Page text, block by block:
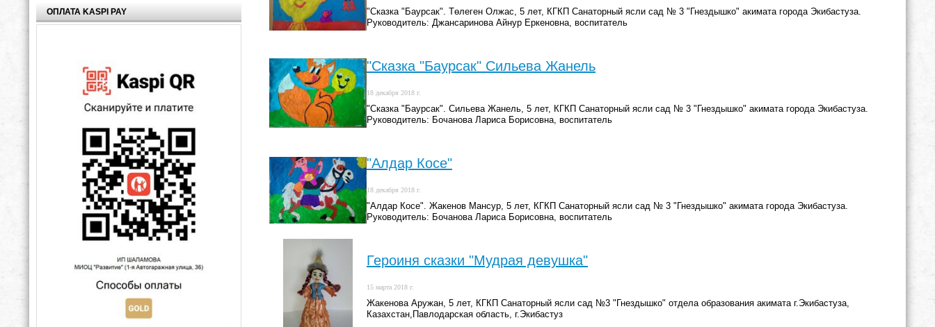
ОПЛАТА KASPI PAY
"Сказка "Баурсак". Төлеген Олжас, 5 лет, КГКП Санаторный ясли сад № 3 "Гнездышко" акимата города Экибастуза.
Руководитель: Джансаринова Айнур Еркеновна, воспитатель
"Сказка "Баурсак" Сильева Жанель
18 декабря 2018 г.
"Сказка "Баурсак". Сильева Жанель, 5 лет, КГКП Санаторный ясли сад № 3 "Гнездышко" акимата города Экибастуза.
Руководитель: Бочанова Лариса Борисовна, воспитатель
"Алдар Косе"
18 декабря 2018 г.
"Алдар Косе". Жакенов Мансур, 5 лет, КГКП Санаторный ясли сад № 3 "Гнездышко" акимата города Экибастуза.
Руководитель: Бочанова Лариса Борисовна, воспитатель
Героиня сказки "Мудрая девушка"
15 марта 2018 г.
Жакенова Аружан, 5 лет, КГКП Санаторный ясли сад №3 "Гнездышко" отдела образования акимата г.Экибастуза,
Казахстан,Павлодарская область, г.Экибастуз